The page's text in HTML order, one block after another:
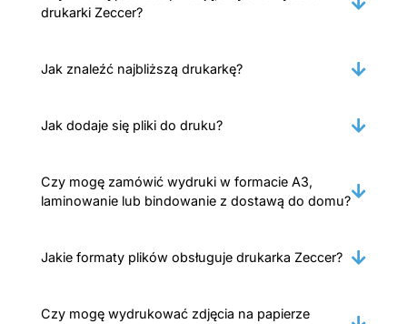
drukarki Zeccer?
Jak znaleźć najbliższą drukarkę?
Jak dodaje się pliki do druku?
Czy mogę zamówić wydruki w formacie A3,
laminowanie lub bindowanie z dostawą do domu?
Jakie formaty plików obsługuje drukarka Zeccer?
Czy mogę wydrukować zdjęcia na papierze